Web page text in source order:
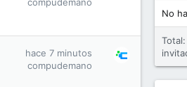
compudemano
hace 7 minutos
compudemano
No